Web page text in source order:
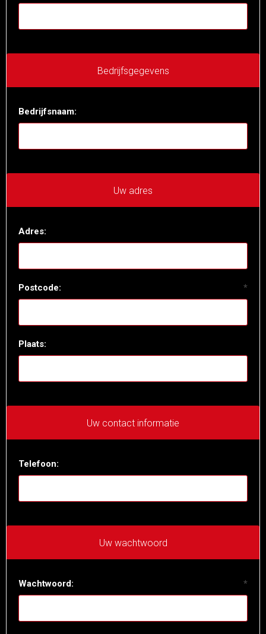
Bedrijfsgegevens
Bedrijfsnaam:
Uw adres
Adres:
Postcode: *
Plaats:
Uw contact informatie
Telefoon:
Uw wachtwoord
Wachtwoord: *